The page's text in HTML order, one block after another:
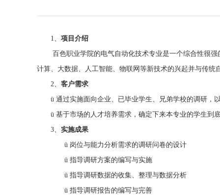
1、 项目介绍
百色职业学院的电气自动化技术专业是一个综合性很
计算、大数据、人工智能、物联网等新技术的兴起并与传
2、 客户需求
ü 通过实施面向企业、已毕业学生、兄弟学校的调研，
ü 基于市场的人才培养需求，确定下来本专业的学生到
3、 实施成果
ü 岗位与能力分析需求的调研问卷的设计
ü 指导调研方案的编写与实施
ü 指导调研数据的收集、整理与数据分析
ü 指导调研报告的编写与完善